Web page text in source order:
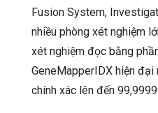
Fusion System,
nhiều phòng xét nghiệm
xét nghiệm đọc bằng
GeneMapperIDX hiện đại
chính xác lên đến